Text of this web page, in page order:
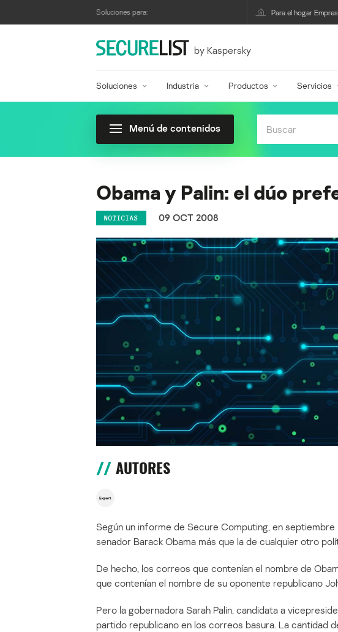
Soluciones para: Para el hogar
by Kaspersky
Soluciones Industria Productos Servicios
Menú de contenidos
Obama y Palin: el dúo
NOTICIAS 09 OCT 2008
AUTORES
Según un informe de Secure Computing, en septiembre
senador Barack Obama más que la de cualquier otro
De hecho, los correos que contenían el nombre de
que contenían el nombre de su oponente republicano
Pero la gobernadora Sarah Palin, candidata a
partido republicano en los correos basura. La cantidad